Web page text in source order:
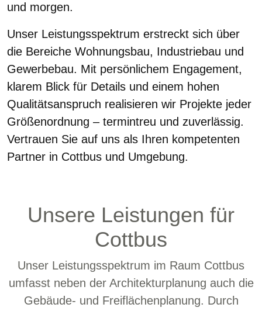
und morgen.
Unser Leistungsspektrum erstreckt sich über
die Bereiche Wohnungsbau, Industriebau und
Gewerbebau. Mit persönlichem Engagement,
klarem Blick für Details und einem hohen
Qualitätsanspruch realisieren wir Projekte jeder
Größenordnung – termintreu und zuverlässig.
Vertrauen Sie auf uns als Ihren kompetenten
Partner in Cottbus und Umgebung.
Unsere Leistungen für
Cottbus
Unser Leistungsspektrum im Raum Cottbus
umfasst neben der Architekturplanung auch die
Gebäude- und Freiflächenplanung. Durch